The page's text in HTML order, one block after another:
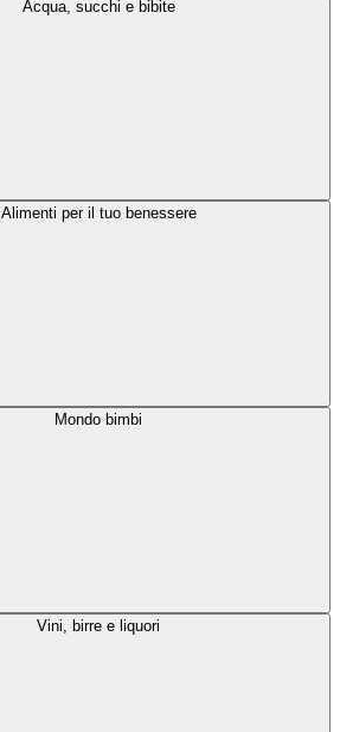
Acqua, succhi e bibite
Alimenti per il tuo benessere
Mondo bimbi
Vini, birre e liquori